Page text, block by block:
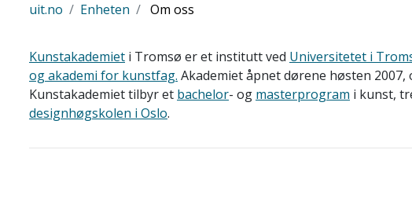
uit.no Enheten Om oss
Kunstakademiet i Tromsø er et institutt ved Universitetet i
og akademi for kunstfag. Akademiet åpnet dørene høsten
Kunstakademiet tilbyr et bachelor- og masterprogram i kunst,
designhøgskolen i Oslo.